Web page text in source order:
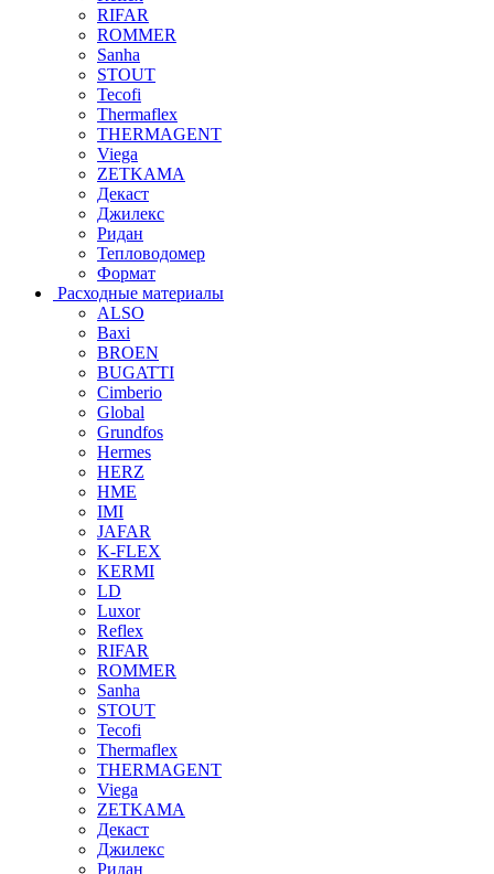
RIFAR
ROMMER
Sanha
STOUT
Tecofi
Thermaflex
THERMAGENT
Viega
ZETKAMA
Декаст
Джилекс
Ридан
Тепловодомер
Формат
Расходные материалы
ALSO
Baxi
BROEN
BUGATTI
Cimberio
Global
Grundfos
Hermes
HERZ
HME
IMI
JAFAR
K-FLEX
KERMI
LD
Luxor
Reflex
RIFAR
ROMMER
Sanha
STOUT
Tecofi
Thermaflex
THERMAGENT
Viega
ZETKAMA
Декаст
Джилекс
Ридан